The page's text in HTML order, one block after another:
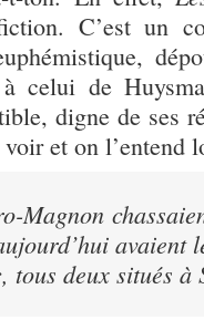
C’est un
celui de
digne de ses
et on l’entend
Magnon
avaient
tous deux situés